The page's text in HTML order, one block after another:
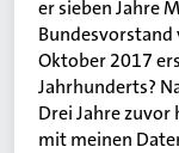
er sieben Jahre
Bundesvorstand
Oktober 2017
Jahrhunderts?
Drei Jahre zuvor
mit meinen